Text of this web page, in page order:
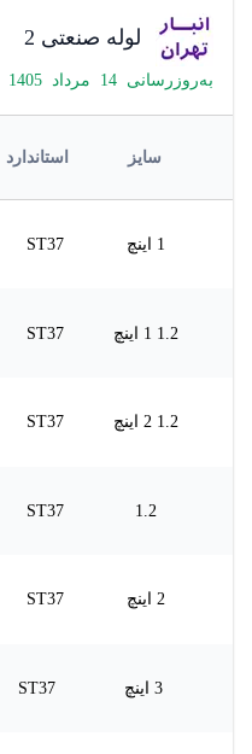
لوله صنعتی 2
به‌روزرسانی 14 مرداد 1405
سایز استاندارد
1 اینچ ST37
1.2 1 اینچ ST37
1.2 2 اینچ ST37
1.2
ST37
2 اینچ ST37
3 اینچ ST37